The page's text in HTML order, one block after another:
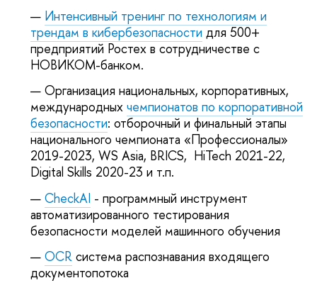
Интенсивный тренинг по технологиям и
трендам в кибербезопасности для 500+
предприятий Ростех в сотрудничестве с
НОВИКОМ-банком.
Организация национальных, корпоративных,
международных чемпионатов по корпоративной
безопасности: отборочный и финальный этапы
национального чемпионата «Профессионалы»
2019-2023, WS Asia, BRICS, HiTech 2021-22,
Digital Skills 2020-23 и т.п.
CheckAI - программный инструмент
автоматизированного тестирования
безопасности моделей машинного обучения
OCRсистема распознавания входящего
документопотока